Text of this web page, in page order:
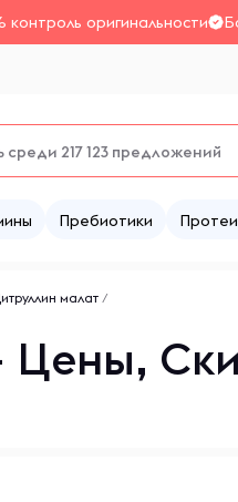
контроль оригинальности
Пребиотики
малат /
Цены,